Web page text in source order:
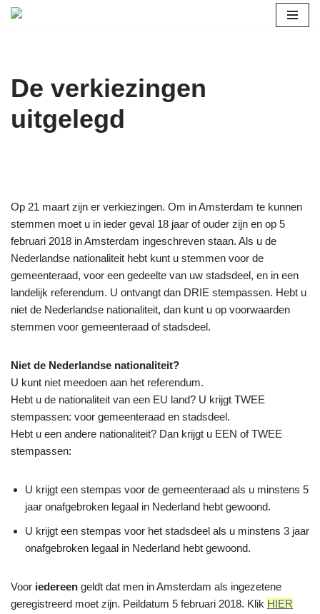
inhoud
De verkiezingen
uitgelegd
Op 21 maart zijn er verkiezingen. Om in Amsterdam te kunnen
stemmen moet u in ieder geval 18 jaar of ouder zijn en op 5
februari 2018 in Amsterdam ingeschreven staan. Als u de
Nederlandse nationaliteit hebt kunt u stemmen voor de
gemeenteraad, voor een gedeelte van uw stadsdeel, en in een
landelijk referendum. U ontvangt dan DRIE stempassen. Hebt u
niet de Nederlandse nationaliteit, dan kunt u op voorwaarden
stemmen voor gemeenteraad of stadsdeel.
Niet de Nederlandse nationaliteit?
U kunt niet meedoen aan het referendum.
Hebt u de nationaliteit van een EU land? U krijgt TWEE
stempassen: voor gemeenteraad en stadsdeel.
Hebt u een andere nationaliteit? Dan krijgt u EEN of TWEE
stempassen:
U krijgt een stempas voor de gemeenteraad als u minstens 5
jaar onafgebroken legaal in Nederland hebt gewoond.
U krijgt een stempas voor het stadsdeel als u minstens 3 jaar
onafgebroken legaal in Nederland hebt gewoond.
Voor iedereen geldt dat men in Amsterdam als ingezetene
geregistreerd moet zijn. Peildatum 5 februari 2018. Klik HIER